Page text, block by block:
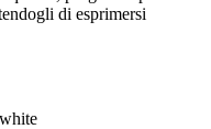
di esprimersi